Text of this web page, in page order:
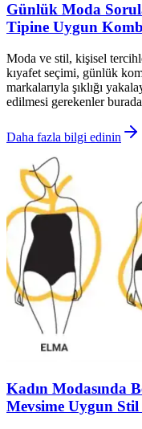
Günlük Moda
Tipine Uygun
Moda ve stil, kişisel
kıyafet seçimi, günlük
markalarıyla şıklığı
edilmesi gerekenler
Daha fazla bilgi edinin
Kadın Modasında
Mevsime Uygun